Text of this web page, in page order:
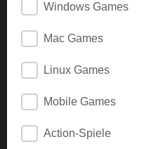
Windows Games
Mac Games
Linux Games
Mobile Games
Action-Spiele